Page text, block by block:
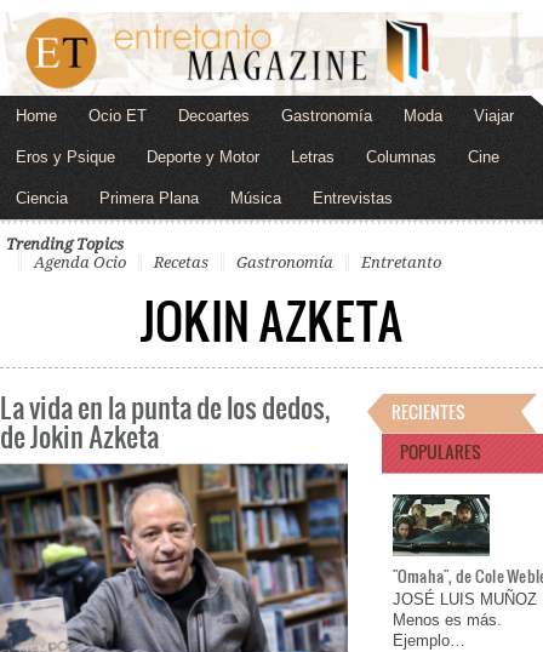
Home Ocio ET Decoartes Gastronomía Moda Viajar
Eros y Psique Deporte y Motor Letras Columnas Cine
Ciencia Primera Plana Música Entrevistas
Trending Topics
Agenda Ocio
Recetas Gastronomía Entretanto
JOKIN AZKETA
La vida en la punta de los dedos,
de Jokin Azketa
RECIENTES
POPULARES
"Omaha", de Cole
JOSÉ LUIS MUÑOZ
Menos es más.
Ejemplo…